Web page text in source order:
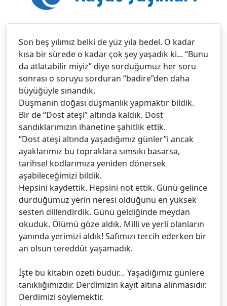
Son beş yılımız belki de yüz yıla bedel. O kadar
kısa bir sürede o kadar çok şey yaşadık ki... “Bunu
da atlatabilir miyiz” diye sorduğumuz her soru
sonrası o soruyu sorduran “badire”den daha
büyüğüyle sınandık.
Düşmanın doğası düşmanlık yapmaktır bildik.
Bir de “Dost ateşi” altında kaldık. Dost
sandıklarımızın ihanetine şahitlik ettik.
“Dost ateşi altında yaşadığımız günler”i ancak
ayaklarımız bu topraklara sımsıkı basarsa,
tarihsel kodlarımıza yeniden dönersek
aşabileceğimizi bildik.
Hepsini kaydettik. Hepsini not ettik. Günü gelince
durduğumuz yerin neresi olduğunu en yüksek
sesten dillendirdik. Günü geldiğinde meydan
okuduk. Ölümü göze aldık. Milli ve yerli olanların
yanında yerimizi aldık! Safımızı tercih ederken bir
an olsun tereddüt yaşamadık.
İşte bu kitabın özeti budur… Yaşadığımız günlere
tanıklığımızdır. Derdimizin kayıt altına alınmasıdır.
Derdimizi söylemektir.